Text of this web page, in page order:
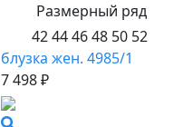
Размерный ряд
42 44 46 48 50 52
блузка жен. 4985/1
7 498 ₽